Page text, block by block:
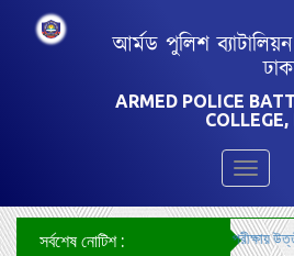
আর্মড পুলিশ
ARMED POLICE
Toggle
সর্বশেষ নোটিশ :
***শিক্ষক নিয়োগ-২০২৬ এর লিখিত পরীক্ষায়